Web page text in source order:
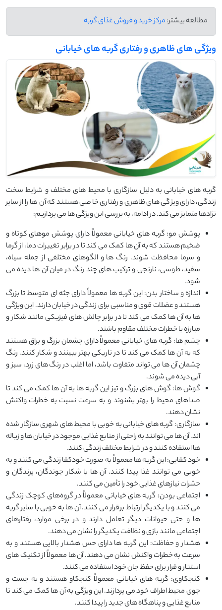
مطالعه بیشتر:مرکز خرید و فروش غذای گربه
ویژگی های ظاهری و رفتاری گربه های خیابانی
گربه ‌های خیابانی به دلیل سازگاری با محیط‌ های مختلف و شرایط سخت
زندگی، دارای ویژگی ‌های ظاهری و رفتاری خاصی هستند که آن‌ ها را از سایر
نژادها متمایز می ‌کند. در ادامه، به بررسی این ویژگی ‌ها می ‌پردازیم:
پوشش مو: گربه ‌های خیابانی معمولاً دارای پوشش موهای کوتاه و
ضخیم هستند که به آن ‌ها کمک می‌ کند تا در برابر تغییرات دما، از گرما
و سرما محافظت شوند. رنگ ‌ها و الگوهای مختلفی از جمله سیاه،
سفید، طوسی، نارنجی و ترکیب‌ های چند رنگ در میان آن‌ ها دیده می
‌شود.
اندازه و ساختار بدن: این گربه ‌ها معمولاً دارای جثه ‌ای متوسط تا بزرگ
هستند و عضلات قوی و مناسبی برای زندگی در خیابان دارند. این ویژگی
‌ها به آن ‌ها کمک می ‌کند تا در برابر چالش ‌های فیزیکی مانند شکار و
مبارزه با خطرات مختلف مقاوم باشند.
چشم ها: گربه‌ های خیابانی معمولاً دارای چشمان بزرگ و براق هستند
که به آن ‌ها کمک می ‌کند تا در تاریکی بهتر ببینند و شکار کنند. رنگ
چشمان آن ‌ها می ‌تواند متفاوت باشد، اما اغلب در رنگ‌ های زرد، سبز و
آبی دیده می ‌شوند.
گوش ها: گوش‌ های بزرگ و تیز این گربه ‌ها به آن‌ ها کمک می‌ کند تا
صداهای محیط را بهتر بشنوند و به سرعت نسبت به خطرات واکنش
نشان دهند.
سازگاری: گربه ‌های خیابانی به ‌خوبی با محیط ‌های شهری سازگار شده
‌اند. آن ‌ها می ‌توانند به‌ راحتی از منابع غذایی موجود در خیابان‌ ها و زباله
‌ها استفاده کنند و در شرایط مختلف زندگی کنند.
خود کفایی: این گربه‌ ها معمولاً به‌ صورت خودکفا زندگی می ‌کنند و به
خوبی می ‌توانند غذا پیدا کنند. آن‌ ها با شکار جوندگان، پرندگان و
حشرات نیازهای غذایی خود را تأمین می ‌کنند.
اجتماعی بودن: گربه ‌های خیابانی معمولاً در گروه‌های کوچک زندگی
می ‌کنند و با یکدیگر ارتباط برقرار می ‌کنند. آن ‌ها به ‌خوبی با سایر گربه‌
ها و حتی حیوانات دیگر تعامل دارند و در برخی موارد، رفتارهای
اجتماعی مانند بازی و نظافت یکدیگر را نشان می‌ دهند.
هشدار و حفاظت: این گربه ‌ها دارای حس هشدار بالایی هستند و به
سرعت به خطرات واکنش نشان می ‌دهند. آن‌ ها معمولاً از تکنیک ‌های
استتار و فرار برای حفظ جان خود استفاده می ‌کنند.
کنجکاوی: گربه ‌های خیابانی معمولاً کنجکاو هستند و به جست ‌و
جوی محیط اطراف خود می ‌پردازند. این ویژگی به آن‌ ها کمک می‌ کند تا
منابع غذایی و پناهگاه‌ های جدید را پیدا کنند.